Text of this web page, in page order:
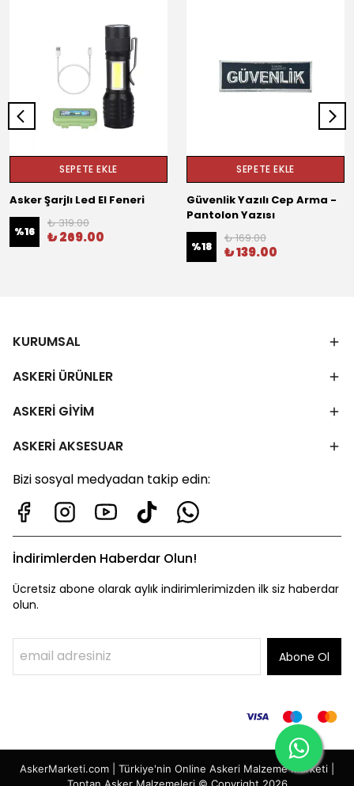
SEPETE EKLE
Asker Şarjlı Led El Feneri
%16
₺ 319.00
₺ 269.00
SEPETE EKLE
Güvenlik Yazılı Cep Arma -
Pantolon Yazısı
%18
₺ 169.00
₺ 139.00
KURUMSAL
ASKERİ ÜRÜNLER
ASKERİ GİYİM
ASKERİ AKSESUAR
Bizi sosyal medyadan takip edin:
İndirimlerden Haberdar Olun!
Ücretsiz abone olarak aylık indirimlerimizden ilk siz haberdar
olun.
Abone Ol
AskerMarketi.com | Türkiye'nin Online Askeri Malzeme Marketi |